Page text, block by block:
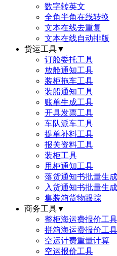
数字转英文
全角半角在线转换
文本在线去重复
文本在线自动排版
货运工具▼
订舱委托工具
放舱通知工具
装柜拖车工具
装船通知工具
账单生成工具
开具发票工具
车队派车工具
提单补料工具
报关资料工具
装柜工具
甩柜通知工具
落货通知书批量生成
入货通知书批量生成
集装箱货物跟踪
商务工具▼
整柜海运费报价工具
拼箱海运费报价工具
空运计费重量计算
空运报价工具